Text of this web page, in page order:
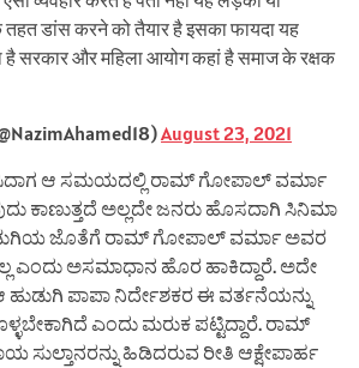
डांस करने को तैयार है इसका फायदा यह
है सरकार और महिला आयोग कहां है समाज के रक्षक
August 23, 2021
ಆ ಸಮಯದಲ್ಲಿ ರಾಮ್ ಗೋಪಾಲ್ ವರ್ಮಾ
ಕಾಣುತ್ತದೆ ಅಲ್ಲದೇ ಜನರು ಹೊಸದಾಗಿ ಸಿನಿಮಾ
ಜೊತೆಗೆ ರಾಮ್ ಗೋಪಾಲ್ ವರ್ಮಾ ಅವರ
ಎಂದು ಅಸಮಾಧಾನ ಹೊರ ಹಾಕಿದ್ದಾರೆ. ಅದೇ
ಪಾಪಾ ನಿರ್ದೇಶಕರ ಈ ವರ್ತನೆಯನ್ನು
ಎಂದು ಮರುಕ ಪಟ್ಟಿದ್ದಾರೆ. ರಾಮ್
ಹಿಡಿದರುವ ರೀತಿ ಆಕ್ಷೇಪಾರ್ಹ